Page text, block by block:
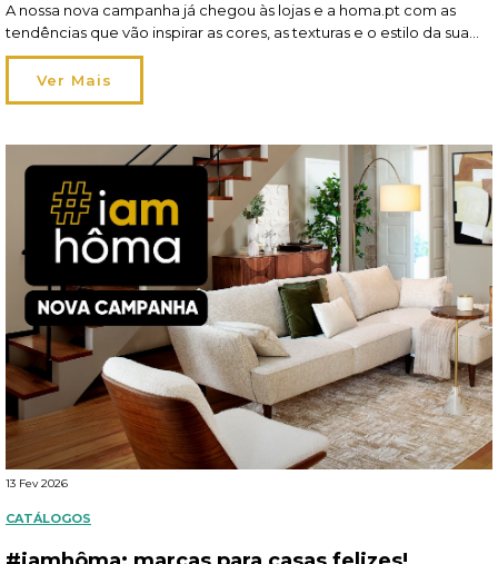
A nossa nova campanha já chegou às lojas e a homa.pt com as
tendências que vão inspirar as cores, as texturas e o estilo da sua
hôma sweet hôma! A estação pede leveza — no tom e na
atmosfera — e a perfeição dá […]
Ver Mais
13 Fev 2026
CATÁLOGOS